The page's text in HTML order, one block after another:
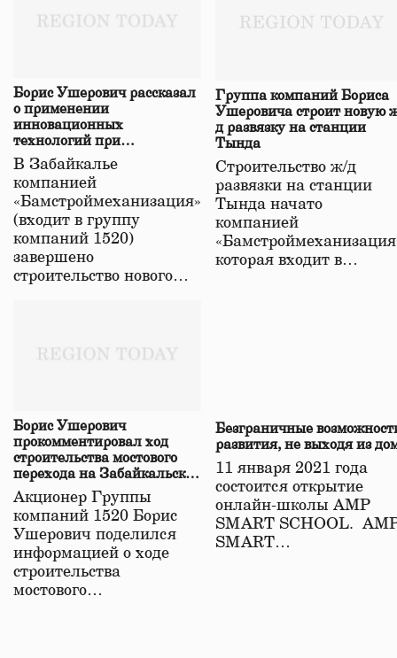
Борис Ушерович рассказал
о применении
инновационных
технологий при
строительстве нового моста
в Забайкалье
В Забайкалье
компанией
«Бамстроймеханизация»
(входит в группу
компаний 1520)
завершено
строительство нового…
Группа компаний Бориса
Ушеровича строит новую
д развязку на станции
Тында
Строительство ж/д
развязки на станции
Тында начато
компанией
которая входит в…
Борис Ушерович
прокомментировал ход
строительства мостового
перехода на Забайкальской
железной дороге
Акционер Группы
компаний 1520 Борис
Ушерович поделился
информацией о ходе
строительства
мостового…
Безграничные
развития, не выходя из
11 января 2021 года
состоится открытие
онлайн-школы АМР
SMART SCHOOL.
SMART…